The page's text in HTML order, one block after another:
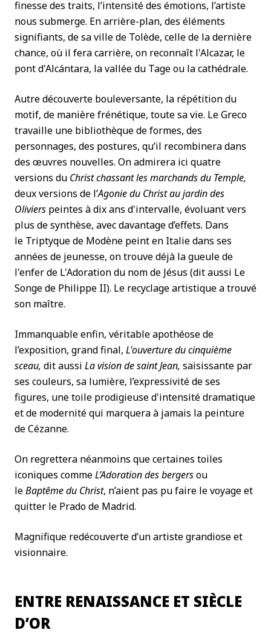
finesse des traits, l’intensité des émotions, l’artiste
nous submerge. En arrière-plan, des éléments
signifiants, de sa ville de Tolède, celle de la dernière
chance, où il fera carrière, on reconnaît l'Alcazar, le
pont d'Alcántara, la vallée du Tage ou la cathédrale.
Autre découverte bouleversante, la répétition du
motif, de manière frénétique, toute sa vie. Le Greco
travaille une bibliothèque de formes, des
personnages, des postures, qu’il recombinera dans
des œuvres nouvelles. On admirera ici quatre
versions du Christ chassant les marchands du Temple,
deux versions de l’Agonie du Christ au jardin des
Oliviers peintes à dix ans d'intervalle, évoluant vers
plus de synthèse, avec davantage d’effets. Dans
le Triptyque de Modène peint en Italie dans ses
années de jeunesse, on trouve déjà la gueule de
l'enfer de L'Adoration du nom de Jésus (dit aussi Le
Songe de Philippe II). Le recyclage artistique a trouvé
son maître.
Immanquable enfin, véritable apothéose de
l’exposition, grand final, L'ouverture du cinquième
sceau, dit aussi La vision de saint Jean, saisissante par
ses couleurs, sa lumière, l’expressivité de ses
figures, une toile prodigieuse d'intensité dramatique
et de modernité qui marquera à jamais la peinture
de Cézanne.
On regrettera néanmoins que certaines toiles
iconiques commeL’Adoration des bergersou
leBaptême du Christ, n’aient pas pu faire le voyage et
quitter le Prado de Madrid.
Magnifique redécouverte d’un artiste grandiose et
visionnaire.
ENTRE RENAISSANCE ET SIÈCLE
D’OR